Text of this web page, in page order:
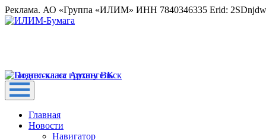
Реклама. АО «Группа «ИЛИМ» ИНН 7840346335 Erid:
Главная
Новости
Навигатор